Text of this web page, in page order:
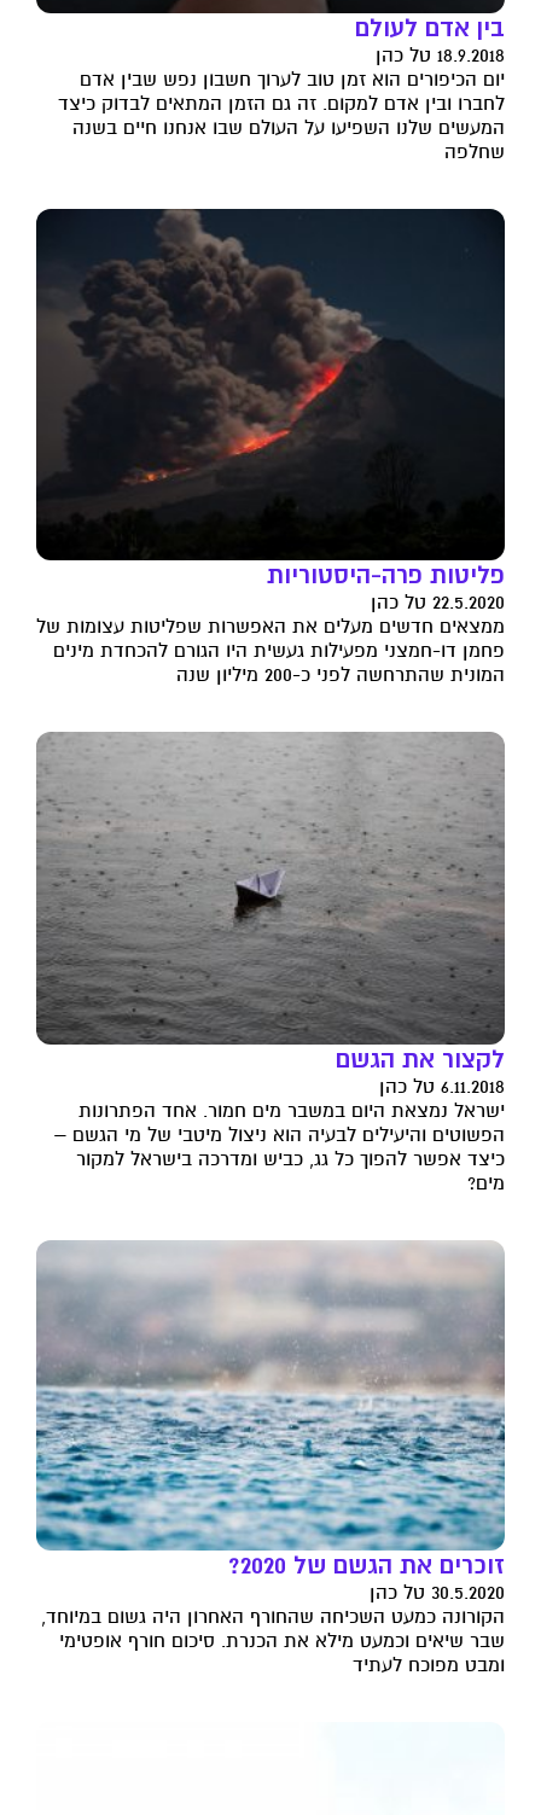
בין אדם לעולם
18.9.2018 טל כהן
יום הכיפורים הוא זמן טוב לערוך חשבון נפש שבין אדם
לחברו ובין אדם למקום. זה גם הזמן המתאים לבדוק כיצד
המעשים שלנו השפיעו על העולם שבו אנחנו חיים בשנה
שחלפה
פליטות פרה-היסטוריות
22.5.2020 טל כהן
ממצאים חדשים מעלים את האפשרות שפליטות עצומות של
פחמן דו-חמצני מפעילות געשית היו הגורם להכחדת מינים
המונית שהתרחשה לפני כ-200 מיליון שנה
לקצור את הגשם
6.11.2018 טל כהן
ישראל נמצאת היום במשבר מים חמור. אחד הפתרונות
הפשוטים והיעילים לבעיה הוא ניצול מיטבי של מי הגשם –
כיצד אפשר להפוך כל גג, כביש ומדרכה בישראל למקור
מים?
זוכרים את הגשם של 2020?
30.5.2020 טל כהן
הקורונה כמעט השכיחה שהחורף האחרון היה גשום במיוחד,
שבר שיאים וכמעט מילא את הכנרת. סיכום חורף אופטימי
ומבט מפוכח לעתיד